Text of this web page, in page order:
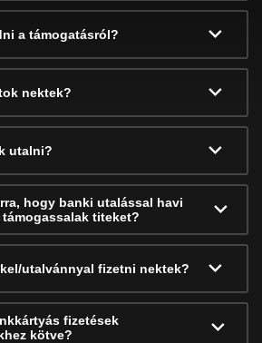
a támogatásról?
nektek?
utalni?
hogy banki utalással havi
titeket?
utalvánnyal fizetni nektek?
fizetések
kötve?